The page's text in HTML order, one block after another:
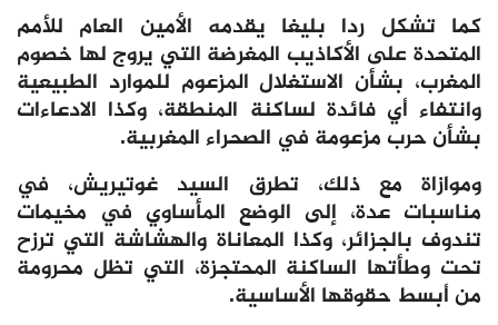
كما تشكل ردا بليغا يقدمه الأمين العام للأمم
المتحدة على الأكاذيب المغرضة التي يروج لها خصوم
المغرب، بشأن الاستغلال المزعوم للموارد الطبيعية
وانتفاء أي فائدة لساكنة المنطقة، وكذا الادعاءات
بشأن حرب مزعومة في الصحراء المغربية.
وموازاة مع ذلك، تطرق السيد غوتيريش، في
مناسبات عدة، إلى الوضع المأساوي في مخيمات
تندوف بالجزائر، وكذا المعاناة والهشاشة التي ترزح
تحت وطأتها الساكنة المحتجزة، التي تظل محرومة
من أبسط حقوقها الأساسية.